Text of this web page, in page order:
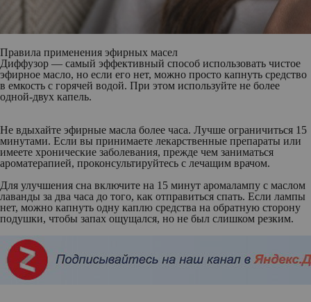
Правила применения эфирных масел
Диффузор — самый эффективный способ использовать чистое
эфирное масло, но если его нет, можно просто капнуть средство
в емкость с горячей водой. При этом используйте не более
одной-двух капель.
Не вдыхайте эфирные масла более часа. Лучше ограничиться 15
минутами. Если вы принимаете лекарственные препараты или
имеете хронические заболевания, прежде чем заниматься
ароматерапией, проконсультируйтесь с лечащим врачом.
Для улучшения сна включите на 15 минут аромалампу с маслом
лаванды за два часа до того, как отправиться спать. Если лампы
нет, можно капнуть одну каплю средства на обратную сторону
подушки, чтобы запах ощущался, но не был слишком резким.